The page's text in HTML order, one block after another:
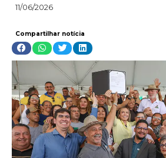
11/06/2026
Compartilhar notícia